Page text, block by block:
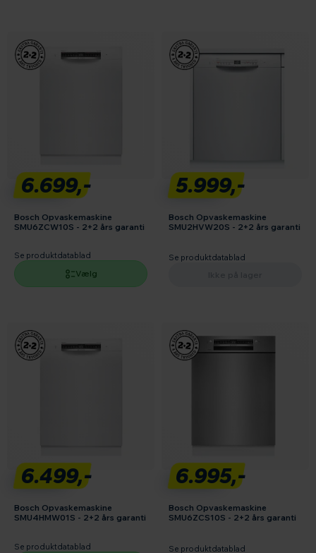
6.699,-
Bosch Opvaskemaskine
SMU6ZCW10S - 2+2 års garanti
Se produktdatablad
Vælg
5.999,-
Bosch Opvaskemaskine
SMU2HVW20S - 2+2 års garanti
Se produktdatablad
6.499,-
Bosch Opvaskemaskine
SMU4HMW01S - 2+2 års garanti
Se produktdatablad
6.995,-
Bosch Opvaskemaskine
SMU6ZCS10S - 2+2 års garanti
Se produktdatablad